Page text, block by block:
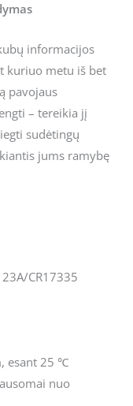
informacijos
kuriuo metu iš bet
pavojaus
– tereikia jį
sudėtingų
jums ramybę
CR17335
esant 25 ℃
nuo